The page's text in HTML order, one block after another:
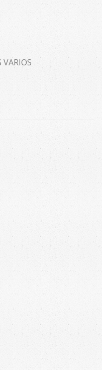
VARIOS